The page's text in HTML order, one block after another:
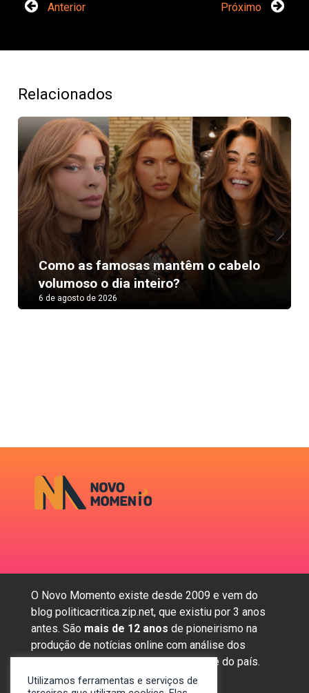
Anterior Próximo
Relacionados
Como as famosas mantêm o cabelo
volumoso o dia inteiro?
6 de agosto de 2026
O Novo Momento existe desde 2009 e vem do
blog politicacritica.zip.net, que existiu por 3 anos
antes. São mais de 12 anos de pioneirismo na
produção de notícias online com análise dos
assuntos mais importantes da região e do país.
Utilizamos ferramentas e serviços de